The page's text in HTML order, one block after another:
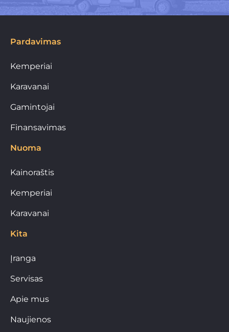
Pardavimas
Kemperiai
Karavanai
Gamintojai
Finansavimas
Nuoma
Kainoraštis
Kemperiai
Karavanai
Kita
Įranga
Servisas
Apie mus
Naujienos